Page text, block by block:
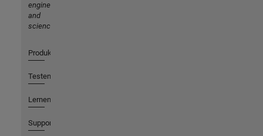
engineering
and
science
Produkte
Testen oder Kaufen
Lernen
Support